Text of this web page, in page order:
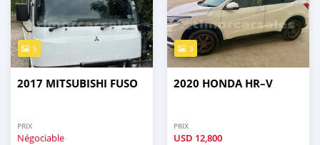
5
2017 MITSUBISHI FUSO
PRIX
Négociable
3
2020 HONDA HR–V
PRIX
USD 12,800